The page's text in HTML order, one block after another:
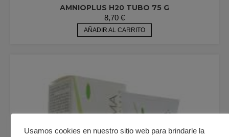
AMNIOPLUS H20 TUBO 75 G
8,70 €
AÑADIR AL CARRITO
Usamos cookies en nuestro sitio web para brindarle la